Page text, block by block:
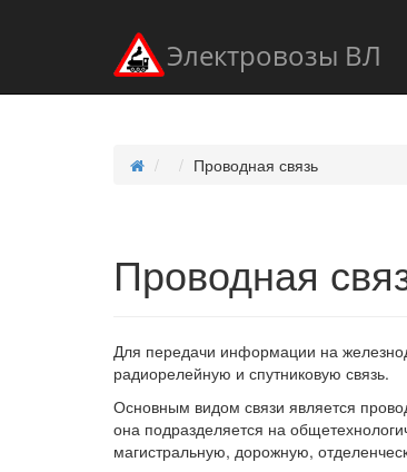
Электровозы ВЛ
Проводная связь
Проводная
Для передачи информации на
радиорелейную и спутниковую связь.
Основным видом связи является
она подразделяется на
магистральную, дорожную,